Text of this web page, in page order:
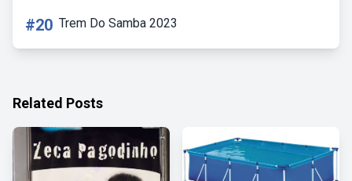
#20 Trem Do Samba 2023
Related Posts